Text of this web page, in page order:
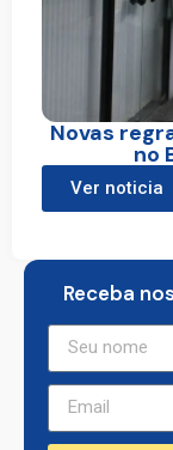
Novas
no
Ver noticia
Receba